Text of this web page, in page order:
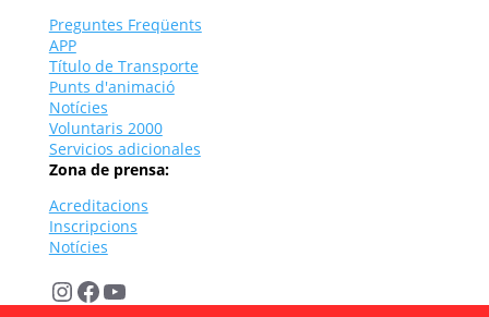
Preguntes Freqüents
APP
Título de Transporte
Punts d'animació
Notícies
Voluntaris 2000
Servicios adicionales
Zona de prensa:
Acreditacions
Inscripcions
Notícies
InstagramFacebook YouTube